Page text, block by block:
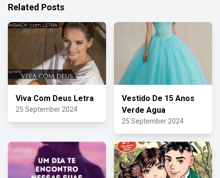
Related Posts
Viva Com Deus Letra
25 September 2024
Vestido De 15 Anos
Verde Agua
25 September 2024